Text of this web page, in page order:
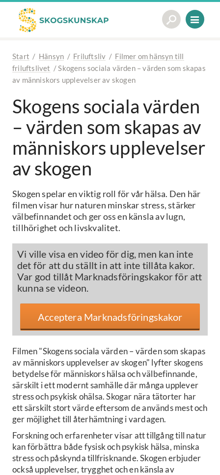
Start / Hänsyn / Friluftsliv / Filmer om hänsyn till
friluftslivet /Skogens sociala värden – värden som skapas
av människors upplevelser av skogen
Skogens sociala värden
– värden som skapas av
människors upplevelser
av skogen
Skogen spelar en viktig roll för vår hälsa. Den här
filmen visar hur naturen minskar stress, stärker
välbefinnandet och ger oss en känsla av lugn,
tillhörighet och livskvalitet.
Vi ville visa en video för dig, men kan inte
det för att du ställt in att inte tillåta kakor.
Var god tillåt Marknadsföringskakor för att
kunna se videon.
Acceptera Marknadsföringskakor
Filmen "Skogens sociala värden – värden som skapas
av människors upplevelser av skogen" lyfter skogens
betydelse för människors hälsa och välbefinnande,
särskilt i ett modernt samhälle där många upplever
stress och psykisk ohälsa. Skogar nära tätorter har
ett särskilt stort värde eftersom de används mest och
ger möjlighet till återhämtning i vardagen.
Forskning och erfarenheter visar att tillgång till natur
kan förbättra både fysisk och psykisk hälsa, minska
stress och påskynda tillfrisknande. Skogen erbjuder
också upplevelser, trygghet och en känsla av